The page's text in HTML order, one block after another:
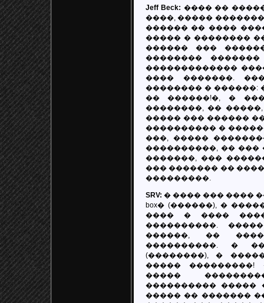
Jeff Beck: ���� ��
����, �����
������ �� ����
����� � ��������
������ ���
��������
�������������
���� �������.
�������� � ������:
�� ������!�, �
��������, ��
����� ��� ������
���������� �
���, �����
����������, �� ���
�������, ���
��� ������� ��
���������.
SRV: � ���� ��� ����
box� (������), �
���� � ����
����������.
������, ��
����������. �
(��������), �
�����
�����
���������� �����
����� �� �������